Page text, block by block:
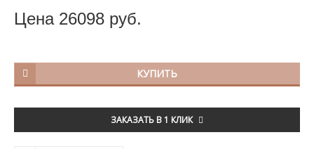
Цена 26098 руб.
КУПИТЬ
ЗАКАЗАТЬ В 1 КЛИК